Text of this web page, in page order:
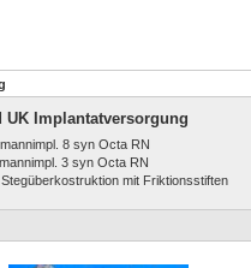
UK Implantatversorgung
8 syn Octa RN
3 syn Octa RN
mit Friktionsstiften